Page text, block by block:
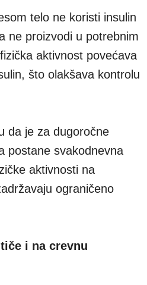
telo ne koristi insulin
ne proizvodi u potrebnim
aktivnost povećava
što olakšava kontrolu
da je za dugoročne
postane svakodnevna
aktivnosti na
ograničeno
i na crevnu